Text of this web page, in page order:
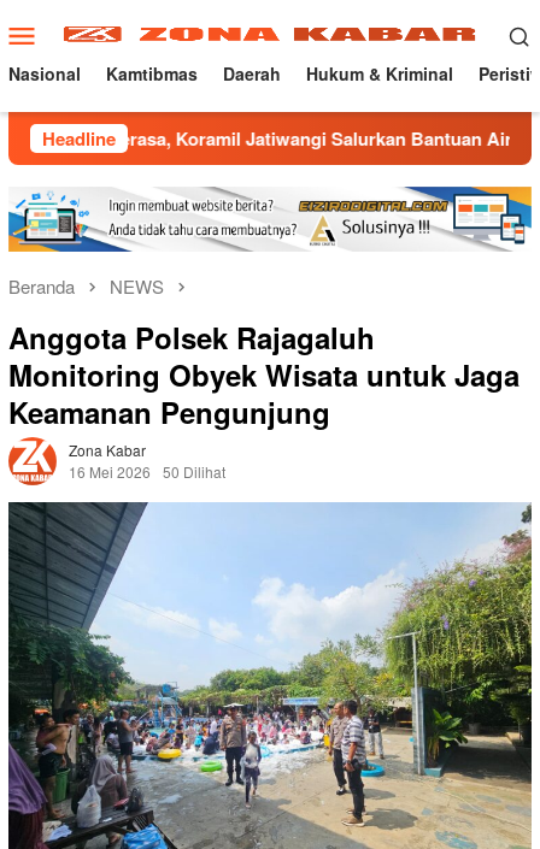
ke
konten
Menu
Mobile
Nasional Kamtibmas Daerah Hukum & Kriminal
Headline
Terasa, Koramil Jatiwangi Salurkan Bantuan Air Bersih untuk
Beranda NEWS
Anggota Polsek Rajagaluh
Monitoring Obyek Wisata untuk Jaga
Keamanan Pengunjung
Zona Kabar
16 Mei 2026
50 Dilihat